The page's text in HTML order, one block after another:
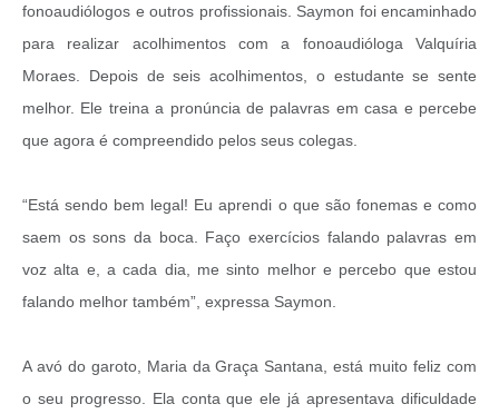
fonoaudiólogos e outros profissionais. Saymon foi encaminhado
para realizar acolhimentos com a fonoaudióloga Valquíria
Moraes. Depois de seis acolhimentos, o estudante se sente
melhor. Ele treina a pronúncia de palavras em casa e percebe
que agora é compreendido pelos seus colegas.
“Está sendo bem legal! Eu aprendi o que são fonemas e como
saem os sons da boca. Faço exercícios falando palavras em
voz alta e, a cada dia, me sinto melhor e percebo que estou
falando melhor também”, expressa Saymon.
A avó do garoto, Maria da Graça Santana, está muito feliz com
o seu progresso. Ela conta que ele já apresentava dificuldade